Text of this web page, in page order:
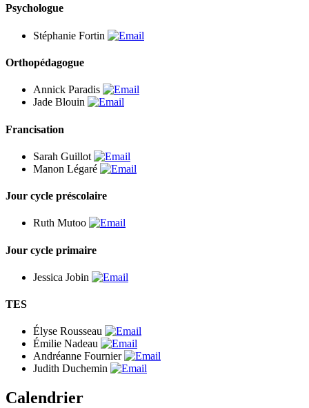
Psychologue
Stéphanie Fortin
Orthopédagogue
Annick Paradis
Jade Blouin
Francisation
Sarah Guillot
Manon Légaré
Jour cycle préscolaire
Ruth Mutoo
Jour cycle primaire
Jessica Jobin
TES
Élyse Rousseau
Émilie Nadeau
Andréanne Fournier
Judith Duchemin
Calendrier